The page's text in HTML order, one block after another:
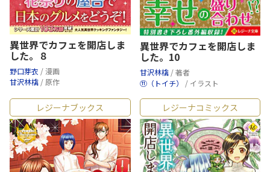
異世界でカフェを開店しま
した。８
野口芽衣 / 漫画
甘沢林檎 / 原作
異世界でカフェを開店しま
した。10
甘沢林檎 / 著者
⑪（トイチ） / イラスト
レジーナブックス レジーナコミックス